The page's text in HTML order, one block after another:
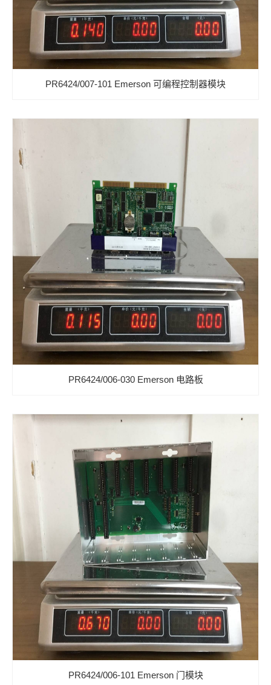
PR6424/007-101 Emerson 可编程控制器模块
PR6424/006-030 Emerson 电路板
PR6424/006-101 Emerson 门模块